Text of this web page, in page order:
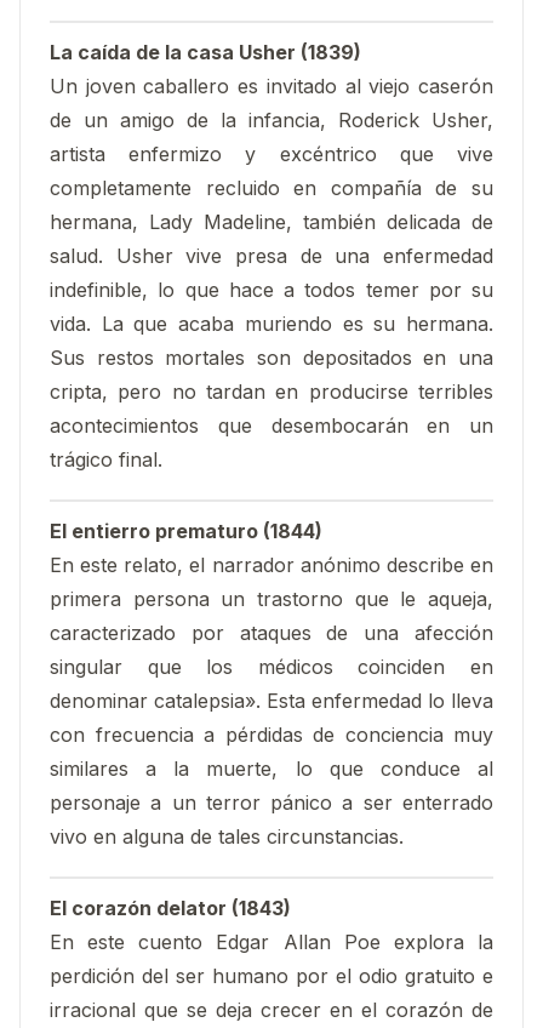
La caída de la casa Usher (1839)
Un joven caballero es invitado al viejo caserón
de un amigo de la infancia, Roderick Usher,
artista enfermizo y excéntrico que vive
completamente recluido en compañía de su
hermana, Lady Madeline, también delicada de
salud. Usher vive presa de una enfermedad
indefinible, lo que hace a todos temer por su
vida. La que acaba muriendo es su hermana.
Sus restos mortales son depositados en una
cripta, pero no tardan en producirse terribles
acontecimientos que desembocarán en un
trágico final.
El entierro prematuro (1844)
En este relato, el narrador anónimo describe en
primera persona un trastorno que le aqueja,
caracterizado por ataques de una afección
singular que los médicos coinciden en
denominar catalepsia». Esta enfermedad lo lleva
con frecuencia a pérdidas de conciencia muy
similares a la muerte, lo que conduce al
personaje a un terror pánico a ser enterrado
vivo en alguna de tales circunstancias.
El corazón delator (1843)
En este cuento Edgar Allan Poe explora la
perdición del ser humano por el odio gratuito e
irracional que se deja crecer en el corazón de